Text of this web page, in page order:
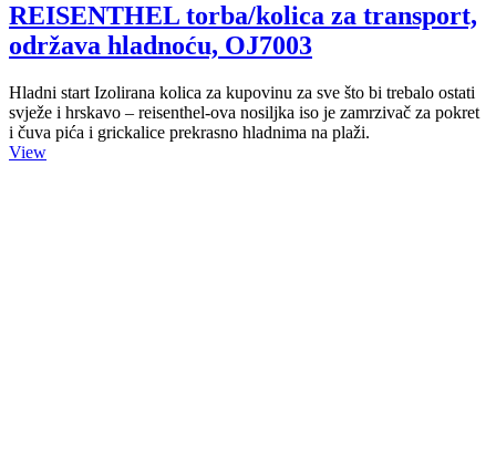
REISENTHEL torba/kolica za transport,
održava hladnoću, OJ7003
Hladni start Izolirana kolica za kupovinu za sve što bi trebalo ostati
svježe i hrskavo – reisenthel-ova nosiljka iso je zamrzivač za pokret
i čuva pića i grickalice prekrasno hladnima na plaži.
View